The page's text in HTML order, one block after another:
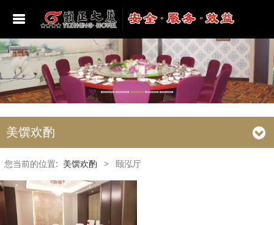
酒店位置
总经理致辞
豪华套房
豪华单人间
豪华标准间
女士房
普通标准间
亲子房
颐正海韵美食汇
颐安厅
颐然厅
颐正厅
颐文厅
颐乐厅
颐和多功能厅
颐德多功能厅
贵宾厅
第一会议室
第二会议室
第三会议室
学习宣传贯彻二十大精神
党史学习教育
建党百年
学习贯彻习近平新时代中国特色社会主义思想
主题教育
深入学习贯彻习近平总书记视察山东重要讲话
精神
美馔欢酌
您当前的位置: 美馔欢酌 > 颐泓厅